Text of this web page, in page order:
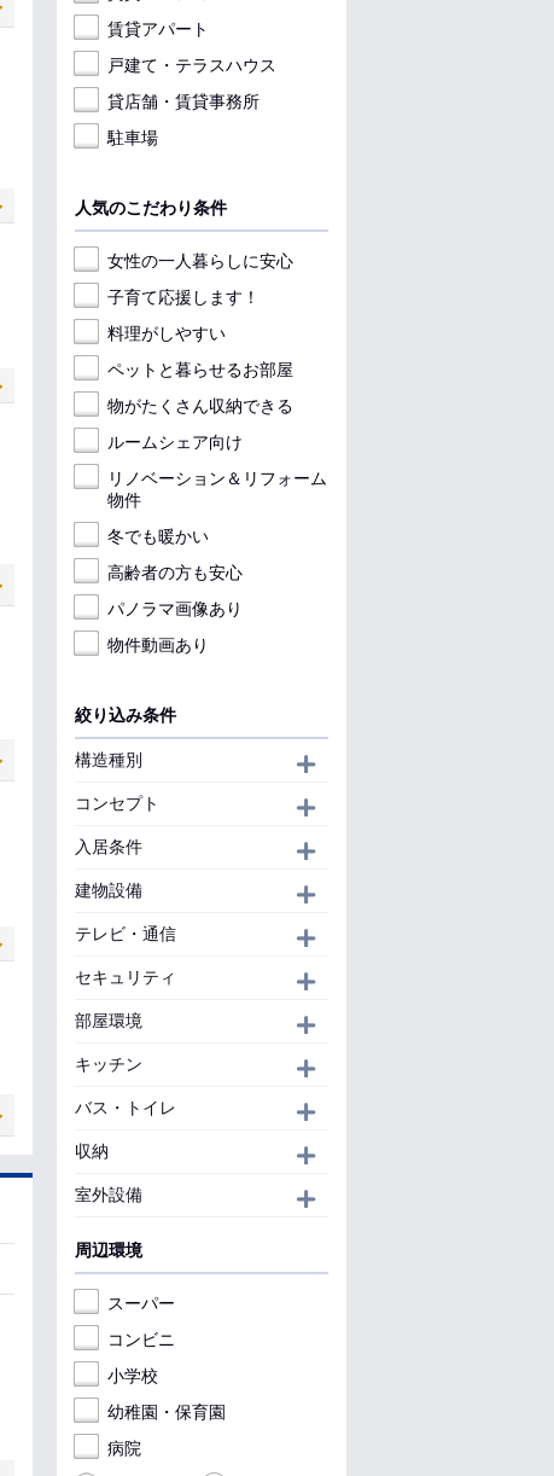
賃貸アパート
戸建て・テラスハウス
貸店舗・賃貸事務所
駐車場
人気のこだわり条件
女性の一人暮らしに安心
子育て応援します！
料理がしやすい
ペットと暮らせるお部屋
物がたくさん収納できる
ルームシェア向け
リノベーション＆リフォーム
物件
冬でも暖かい
高齢者の方も安心
パノラマ画像あり
物件動画あり
絞り込み条件
構造種別
コンセプト
入居条件
建物設備
テレビ・通信
セキュリティ
部屋環境
キッチン
バス・トイレ
収納
室外設備
周辺環境
スーパー
コンビニ
小学校
幼稚園・保育園
病院